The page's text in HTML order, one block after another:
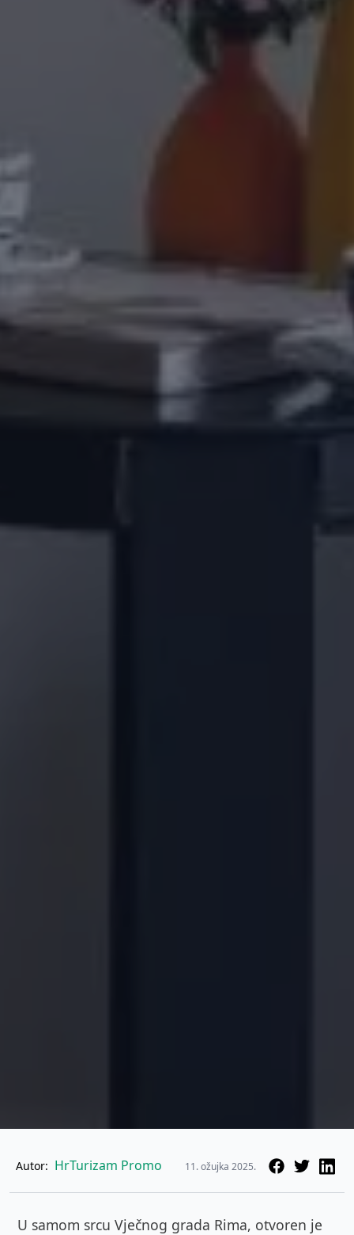
Autor: HrTurizam Promo 11. ožujka 2025.
U samom srcu Vječnog grada Rima, otvoren je